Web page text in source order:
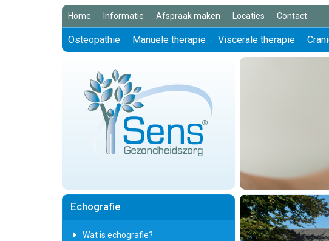
Home Informatie Afspraak maken Locaties Contact
Osteopathie Manuele therapie Viscerale therapie
Echografie
Wat is echografie?